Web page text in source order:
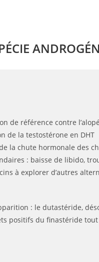
de référence contre
de la testostérone en DHT
la chute hormonale des
: baisse de libido,
à explorer d’autres
: le dutastéride,
positifs du finastéride